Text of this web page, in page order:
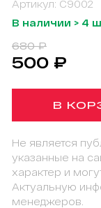
Артикул: C9002
В наличии > 4
680 ₽
500 ₽
В
Не является
указанные на
характер и
Актуальную
менеджеров.